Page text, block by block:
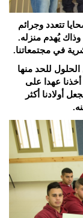
تتعدد وجرائم
يُهدم منزله.
في مجتمعاتنا.
للحد منها
عهدا على
أولادنا أكثر